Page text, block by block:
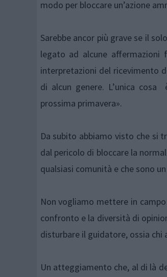
modo per bloccare un’azione
Sarebbe ancor più grave se il
legato ad alcune affermazioni
interpretazioni del ricevimento
di alcun genere. L’unica
prossima primavera».
Da subito abbiamo visto che si
dal pericolo di bloccare la
qualsiasi comunità e che sono
Non vogliamo mettere in
confronto e la diversità di
disturbare il guidatore, ossia chi
Un atteggiamento che, al di là